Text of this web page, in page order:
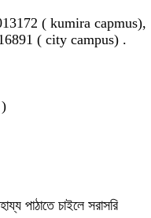
( kumira capmus),
( city campus) .
পাঠাতে চাইলে সরাসরি